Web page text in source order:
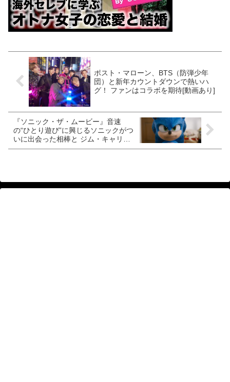
ポスト・マローン、BTS（防弾少年
団）と新年カウントダウンで熱いハ
グ！ ファンはコラボを期待[動画あり]
『ソニック・ザ・ムービー』音速
の“ひとり遊び”に興じるソニックがつ
いに出会った相棒と ジム・キャリー
怪演のドクター・ロボトニックに立ち